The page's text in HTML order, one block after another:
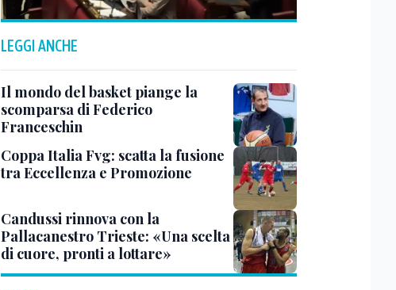
LEGGI ANCHE
Il mondo del basket piange la
scomparsa di Federico
Franceschin
Coppa Italia Fvg: scatta la fusione
tra Eccellenza e Promozione
Candussi rinnova con la
Pallacanestro Trieste: «Una scelta
di cuore, pronti a lottare»